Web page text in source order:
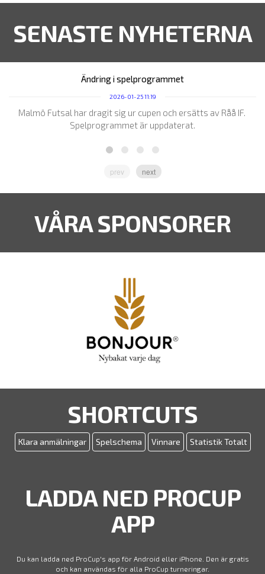
SENASTE NYHETERNA
Ändring i spelprogrammet
2026-01-25 11:19
Malmö Futsal har dragit sig ur cupen och ersätts av Råå IF.
Spelprogrammet är uppdaterat.
prev next
VÅRA SPONSORER
SHORTCUTS
Klara anmälningar Spelschema Vinnare Statistik Totalt
LADDA NED PROCUP
APP
Du kan ladda ned ProCup's app för Android eller iPhone. Den är gratis
och kan användas för alla ProCup turneringar.